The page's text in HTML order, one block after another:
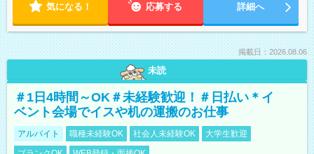
気になる！ 応募する 詳細へ
掲載日：2026.08.06
未読
＃1日4時間～OK＃未経験歓迎！＃日払い＊イ
ベント会場でイスや机の運搬のお仕事
アルバイト 職種未経験OK 社会人未経験OK
大学生歓迎